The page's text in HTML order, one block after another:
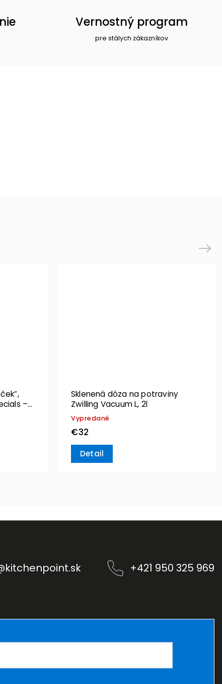
Vernostný program
pre stálych zákazníkov
–
Sklenená dóza na potraviny
Zwilling Vacuum L, 2l
Vypredané
€32
Detail
Next
kitchenpoint.sk +421 950 325 969